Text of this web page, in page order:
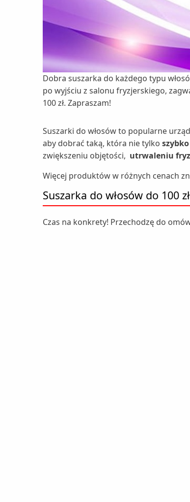
Dobra suszarka do każdego typu
po wyjściu z salonu fryzjerskiego,
100 zł. Zapraszam!
Suszarki do włosów to popularne
aby dobrać taką, która nie tylko
zwiększeniu objętości, utrwaleniu
Więcej produktów w różnych cenach
Suszarka do włosów do 100
Czas na konkrety! Przechodzę do